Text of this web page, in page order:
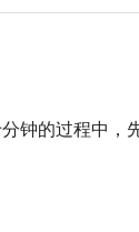
钟的过程中，